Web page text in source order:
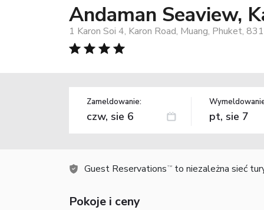
Andaman Seaview,
1 Karon Soi 4, Karon Road, Muang, Phuket,
Zameldowanie:
Guest Reservations TM to niezależna sieć
Pokoje i ceny